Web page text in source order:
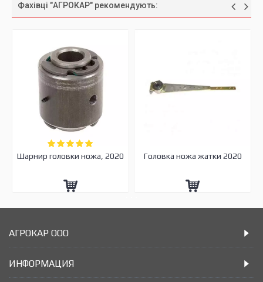
Фахівці "АГРОКАР" рекомендують:
Шарнир головки ножа, 2020 Головка ножа жатки 2020
АГРОКАР ООО
ИНФОРМАЦИЯ